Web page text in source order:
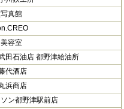
真館
容室
田石油店 都野津給油所
代酒店
浜商店
ソン都野津駅前店